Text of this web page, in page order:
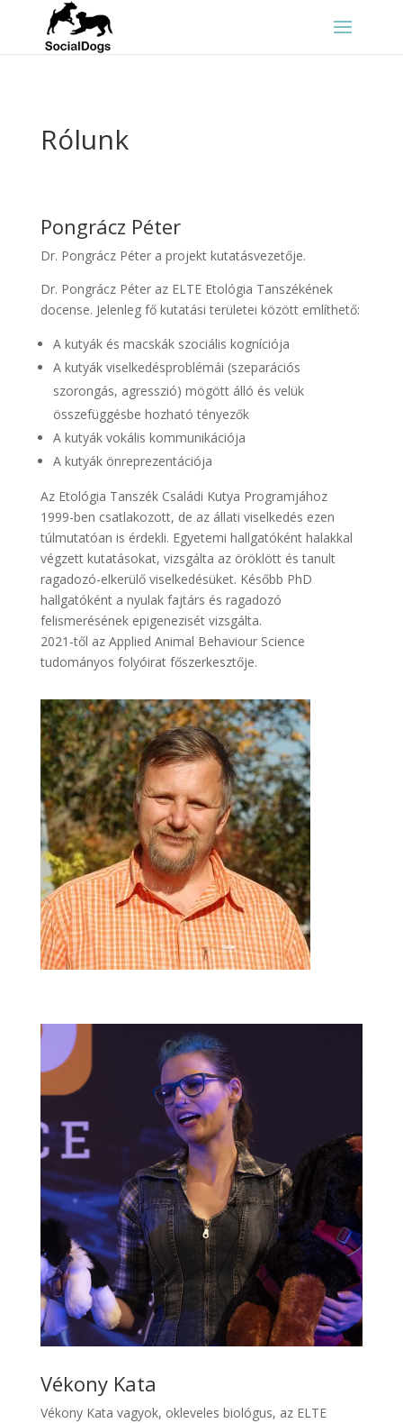
Rólunk
Pongrácz Péter
Dr. Pongrácz Péter a projekt kutatásvezetője.
Dr. Pongrácz Péter az ELTE Etológia Tanszékének
docense. Jelenleg fő kutatási területei között említhető:
A kutyák és macskák szociális kogníciója
A kutyák viselkedésproblémái (szeparációs
szorongás, agresszió) mögött álló és velük
összefüggésbe hozható tényezők
A kutyák vokális kommunikációja
A kutyák önreprezentációja
Az Etológia Tanszék Családi Kutya Programjához
1999-ben csatlakozott, de az állati viselkedés ezen
túlmutatóan is érdekli. Egyetemi hallgatóként halakkal
végzett kutatásokat, vizsgálta az öröklött és tanult
ragadozó-elkerülő viselkedésüket. Később PhD
hallgatóként a nyulak fajtárs és ragadozó
felismerésének epigenezisét vizsgálta.
2021-től az Applied Animal Behaviour Science
tudományos folyóirat főszerkesztője.
Vékony Kata
Vékony Kata vagyok, okleveles biológus, az ELTE